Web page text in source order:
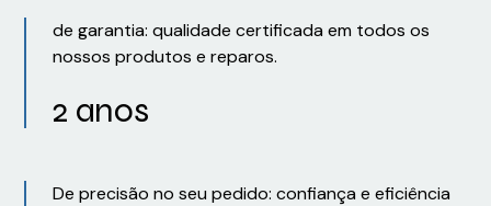
de garantia: qualidade certificada em todos os
nossos produtos e reparos.
2 anos
De precisão no seu pedido: confiança e eficiência